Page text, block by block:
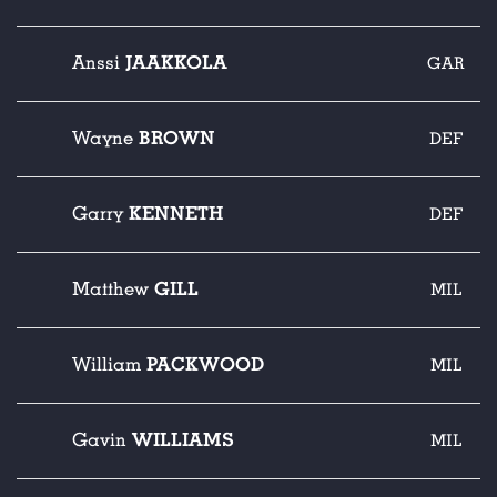
Anssi JAAKKOLA GAR
Wayne BROWN DEF
Garry KENNETH DEF
Matthew GILL MIL
William PACKWOOD MIL
Gavin WILLIAMS MIL